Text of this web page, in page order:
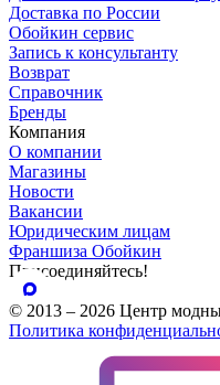
Доставка по России
Обойкин сервис
Запись к консультанту
Возврат
Справочник
Бренды
Компания
О компании
Магазины
Новости
Вакансии
Юридическим лицам
Франшиза Обойкин
Присоединяйтесь!
© 2013 – 2026 Центр
Политика